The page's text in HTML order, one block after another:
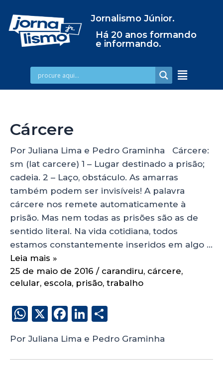
Jornalismo Júnior.
Há 20 anos formando
e informando.
Cárcere
Por Juliana Lima e Pedro Graminha Cárcere:
sm (lat carcere) 1 – Lugar destinado a prisão;
cadeia. 2 – Laço, obstáculo. As amarras
também podem ser invisíveis! A palavra
cárcere nos remete automaticamente à
prisão. Mas nem todas as prisões são as de
sentido literal. Na vida cotidiana, todos
estamos constantemente inseridos em algo …
Leia mais »
25 de maio de 2016 / carandiru, cárcere,
celular, escola, prisão, trabalho
W
a
ts
X
F
c
e
Li
k
e
a
re
Por Juliana Lima e Pedro Graminha